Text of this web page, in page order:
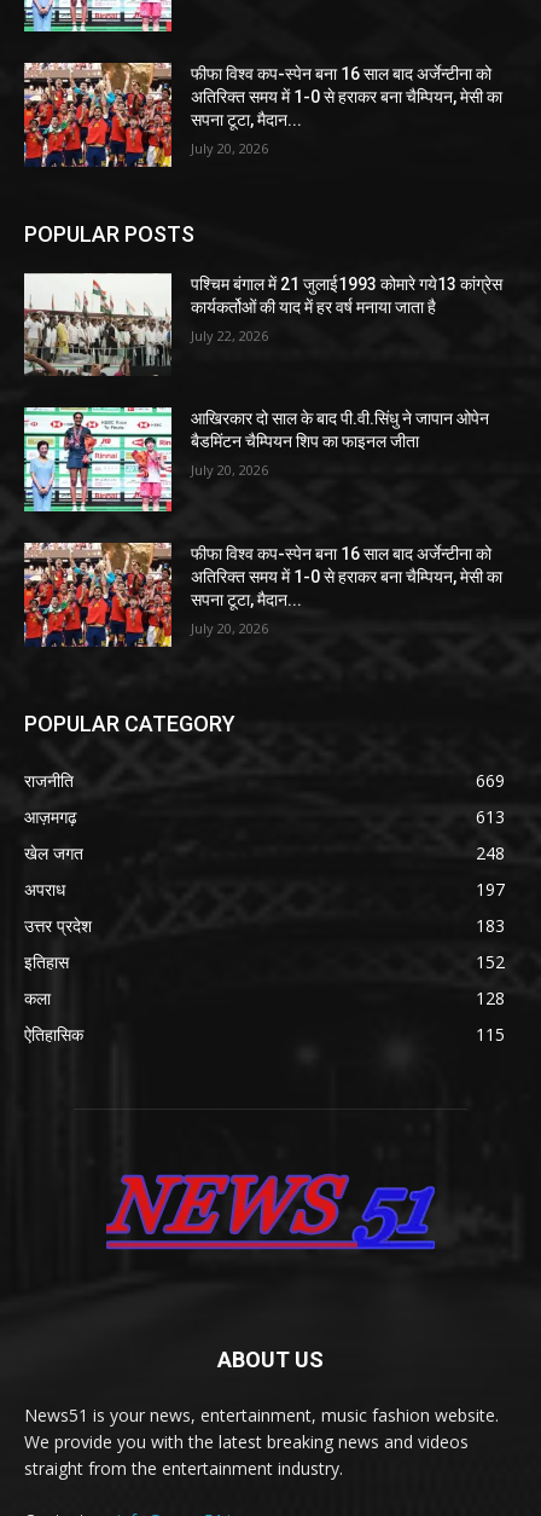
फीफा विश्व कप-स्पेन बना 16 साल बाद अर्जेन्टीना को
अतिरिक्त समय में 1-0 से हराकर बना चैम्पियन, मेसी का
सपना टूटा, मैदान...
July 20, 2026
POPULAR POSTS
पश्चिम बंगाल में 21 जुलाई1993 कोमारे गये13 कांग्रेस
कार्यकर्तोओं की याद में हर वर्ष मनाया जाता है
July 22, 2026
आखिरकार दो साल के बाद पी.वी.सिंधु ने जापान ओपेन
बैडमिंटन चैम्पियन शिप का फाइनल जीता
July 20, 2026
फीफा विश्व कप-स्पेन बना 16 साल बाद अर्जेन्टीना को
अतिरिक्त समय में 1-0 से हराकर बना चैम्पियन, मेसी का
सपना टूटा, मैदान...
July 20, 2026
POPULAR CATEGORY
राजनीति
669
आज़मगढ़
613
खेल जगत
248
अपराध
197
उत्तर प्रदेश
183
इतिहास
152
कला
128
ऐतिहासिक
115
ABOUT US
News51 is your news, entertainment, music fashion website.
We provide you with the latest breaking news and videos
straight from the entertainment industry.